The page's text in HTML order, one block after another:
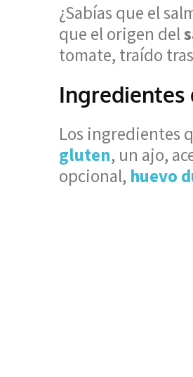
¿Sabías que el
que el origen del
tomate, traído
Ingredientes
Los ingredientes
gluten, un ajo,
opcional, huevo